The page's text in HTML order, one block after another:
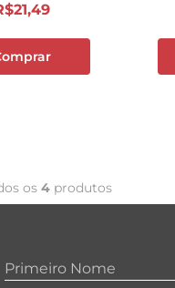
21,49
os4 produtos